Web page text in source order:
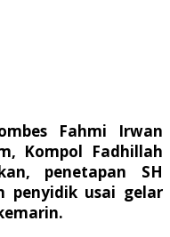
Fahmi Irwan
Kompol Fadhillah
penetapan SH
penyidik usai gelar